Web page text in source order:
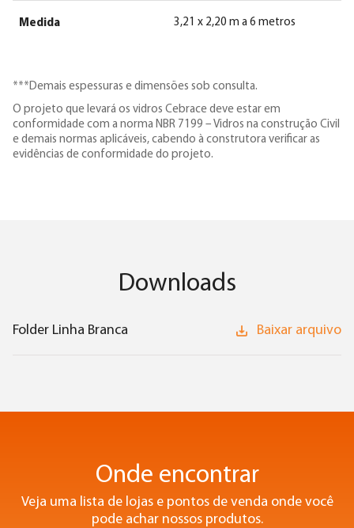
Medida 3,21 x 2,20 m a 6 metros
***Demais espessuras e dimensões sob consulta.
O projeto que levará os vidros Cebrace deve estar em
conformidade com a norma NBR 7199 – Vidros na construção Civil
e demais normas aplicáveis, cabendo à construtora verificar as
evidências de conformidade do projeto.
Downloads
Folder Linha Branca Baixar arquivo
Onde encontrar
Veja uma lista de lojas e pontos de venda onde você
pode achar nossos produtos.